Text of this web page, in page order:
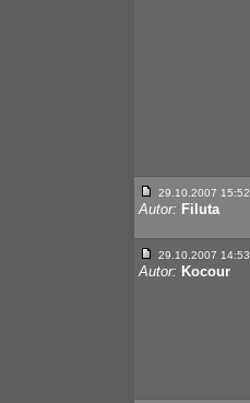
29.10.2007 15:52
Autor: Filuta
29.10.2007 14:53
Autor: Kocour